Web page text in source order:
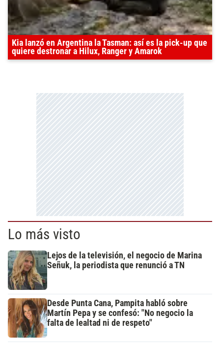
Kia lanzó en Argentina la Tasman: así es la pick-up que
quiere destronar a Hilux, Ranger y Amarok
Lo más visto
Lejos de la televisión, el negocio de Marina
Señuk, la periodista que renunció a TN
Desde Punta Cana, Pampita habló sobre
Martín Pepa y se confesó: "No negocio la
falta de lealtad ni de respeto"